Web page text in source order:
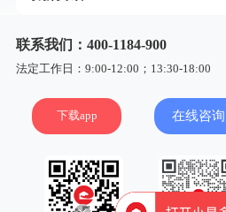
联系我们：400-1184-900
法定工作日：9:00-12:00；13:30-18:00
下载app 在线咨询